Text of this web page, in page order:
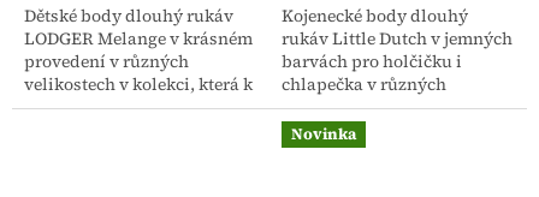
Dětské body dlouhý rukáv
LODGER Melange v krásném
provedení v různých
velikostech v kolekci, která k
sobě navzájem krásné ladí.
Kojenecké body dlouhý
rukáv Little Dutch v jemných
barvách pro holčičku i
chlapečka v různých
velikostech.
Novinka